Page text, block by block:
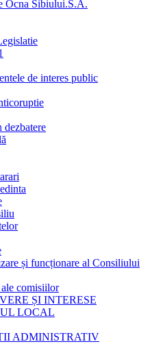
Ocna Sibiului.S.A.
de interes public
dezbatere
și funcționare al Consiliului
comisiilor
ȘI INTERESE
LOCAL
ADMINISTRATIV